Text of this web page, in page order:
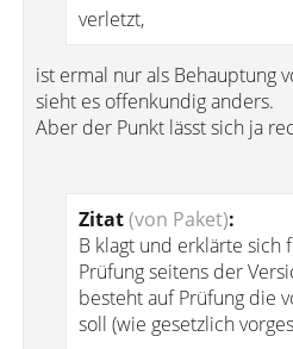
verletzt,
ist ermal nur als Behauptung
sieht es offenkundig anders.
Aber der Punkt lässt sich ja
Zitat(von Paket):
B klagt und erklärte sich
Prüfung seitens der
besteht auf Prüfung die
soll (wie gesetzlich